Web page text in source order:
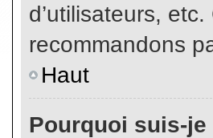
d’utilisateurs,
recommandons
Haut
Pourquoi suis-